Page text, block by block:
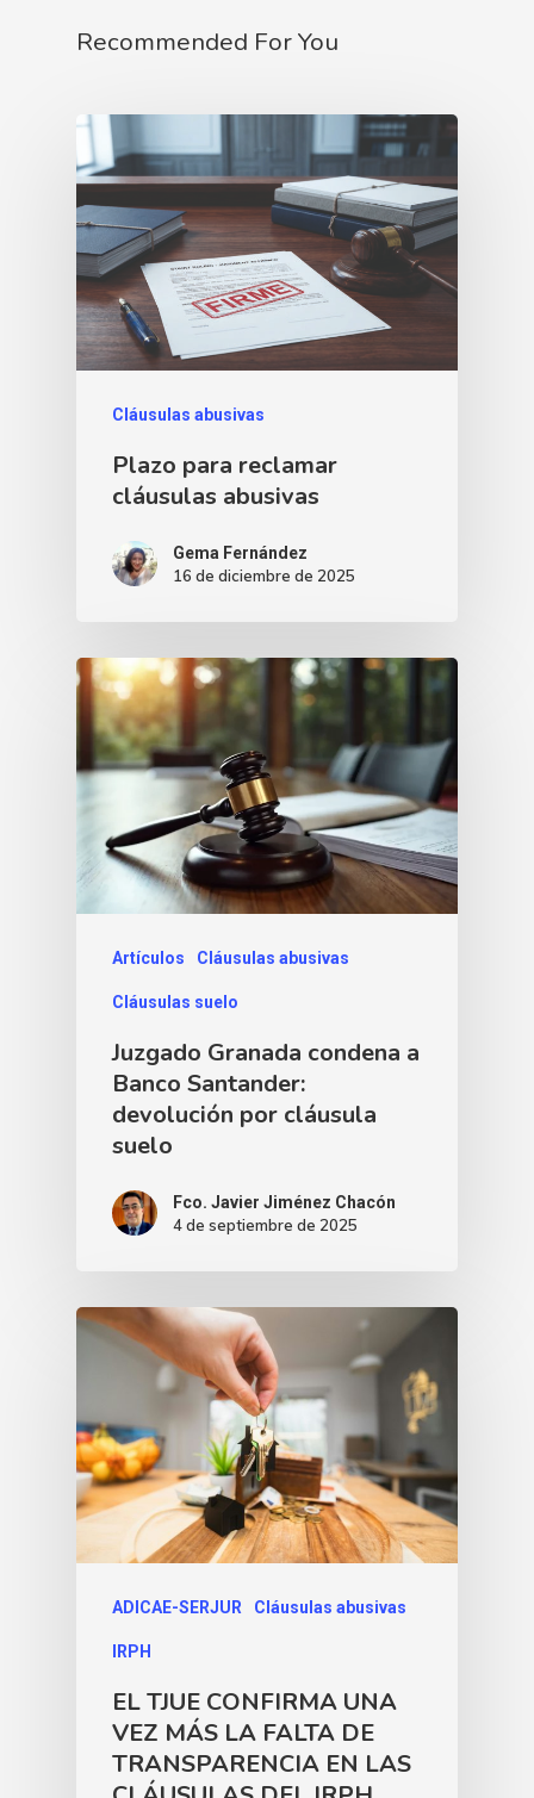
Recommended For You
Cláusulas abusivas
Plazo para reclamar
cláusulas abusivas
Gema Fernández
16 de diciembre de 2025
Artículos Cláusulas abusivas
Cláusulas suelo
Juzgado Granada condena a
Banco Santander:
devolución por cláusula
suelo
Fco. Javier Jiménez Chacón
4 de septiembre de 2025
ADICAE-SERJUR Cláusulas abusivas
IRPH
EL TJUE CONFIRMA UNA
VEZ MÁS LA FALTA DE
TRANSPARENCIA EN LAS